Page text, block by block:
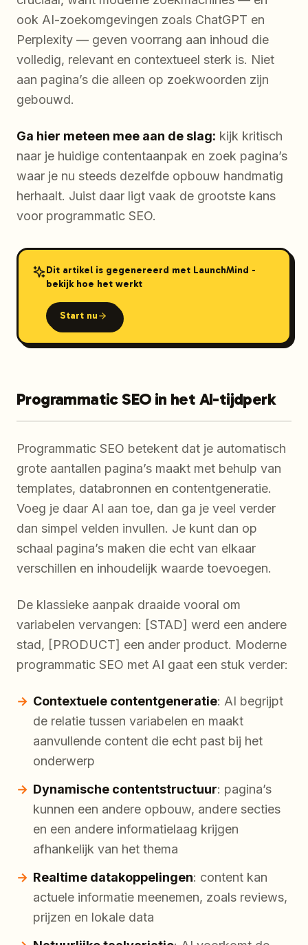
ook AI-zoekomgevingen zoals ChatGPT en
Perplexity — geven voorrang aan inhoud die
volledig, relevant en contextueel sterk is. Niet
aan pagina’s die alleen op zoekwoorden zijn
gebouwd.
Ga hier meteen mee aan de slag: kijk kritisch
naar je huidige contentaanpak en zoek pagina’s
waar je nu steeds dezelfde opbouw handmatig
herhaalt. Juist daar ligt vaak de grootste kans
voor programmatic SEO.
Dit artikel is gegenereerd met LaunchMind -
bekijk hoe het werkt
Start nu
Programmatic SEO in het AI-tijdperk
Programmatic SEO betekent dat je automatisch
grote aantallen pagina’s maakt met behulp van
templates, databronnen en contentgeneratie.
Voeg je daar AI aan toe, dan ga je veel verder
dan simpel velden invullen. Je kunt dan op
schaal pagina’s maken die echt van elkaar
verschillen en inhoudelijk waarde toevoegen.
De klassieke aanpak draaide vooral om
variabelen vervangen: [STAD] werd een andere
stad, [PRODUCT] een ander product. Moderne
programmatic SEO met AI gaat een stuk verder:
Contextuele contentgeneratie: AI begrijpt
de relatie tussen variabelen en maakt
aanvullende content die echt past bij het
onderwerp
Dynamische contentstructuur: pagina’s
kunnen een andere opbouw, andere secties
en een andere informatielaag krijgen
afhankelijk van het thema
Realtime datakoppelingen: content kan
actuele informatie meenemen, zoals reviews,
prijzen en lokale data